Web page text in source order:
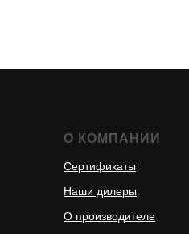
О КОМПАНИИ
Сертификаты
Наши дилеры
О производителе